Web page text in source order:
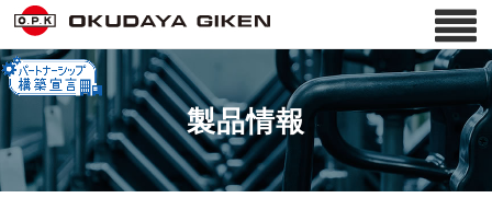
製品情報